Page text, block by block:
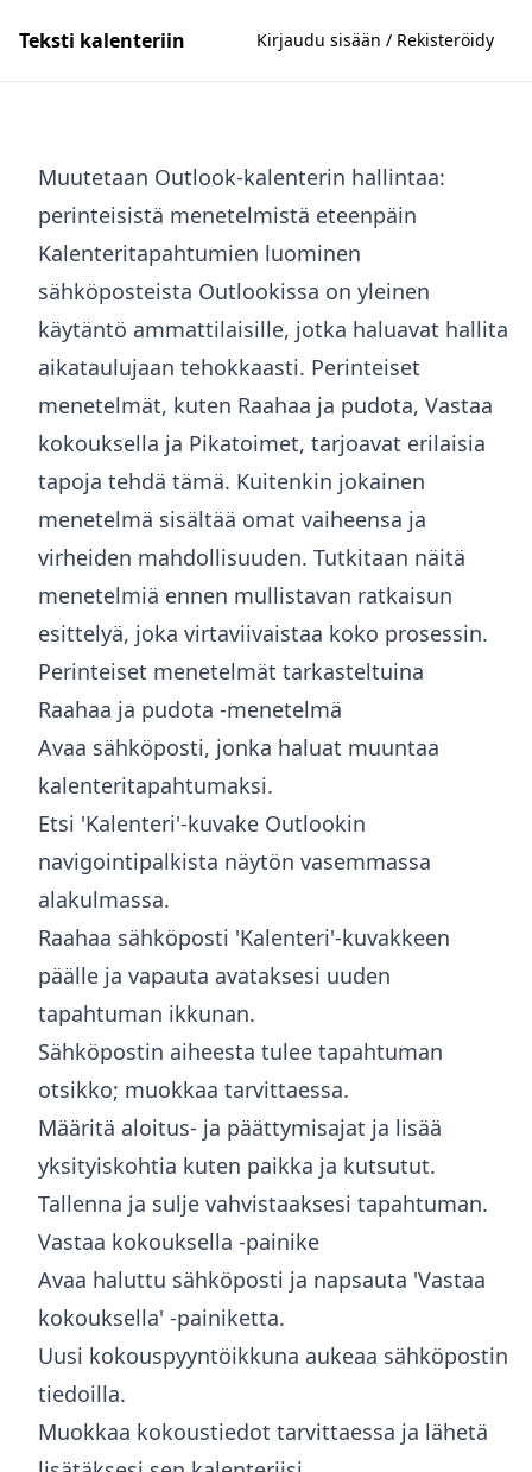
Teksti kalenteriin Kirjaudu sisään / Rekisteröidy
Muutetaan Outlook-kalenterin hallintaa:
perinteisistä menetelmistä eteenpäin
Kalenteritapahtumien luominen
sähköposteista Outlookissa on yleinen
käytäntö ammattilaisille, jotka haluavat hallita
aikataulujaan tehokkaasti. Perinteiset
menetelmät, kuten Raahaa ja pudota, Vastaa
kokouksella ja Pikatoimet, tarjoavat erilaisia
tapoja tehdä tämä. Kuitenkin jokainen
menetelmä sisältää omat vaiheensa ja
virheiden mahdollisuuden. Tutkitaan näitä
menetelmiä ennen mullistavan ratkaisun
esittelyä, joka virtaviivaistaa koko prosessin.
Perinteiset menetelmät tarkasteltuina
Raahaa ja pudota -menetelmä
Avaa sähköposti, jonka haluat muuntaa
kalenteritapahtumaksi.
Etsi 'Kalenteri'-kuvake Outlookin
navigointipalkista näytön vasemmassa
alakulmassa.
Raahaa sähköposti 'Kalenteri'-kuvakkeen
päälle ja vapauta avataksesi uuden
tapahtuman ikkunan.
Sähköpostin aiheesta tulee tapahtuman
otsikko; muokkaa tarvittaessa.
Määritä aloitus- ja päättymisajat ja lisää
yksityiskohtia kuten paikka ja kutsutut.
Tallenna ja sulje vahvistaaksesi tapahtuman.
Vastaa kokouksella -painike
Avaa haluttu sähköposti ja napsauta 'Vastaa
kokouksella' -painiketta.
Uusi kokouspyyntöikkuna aukeaa sähköpostin
tiedoilla.
Muokkaa kokoustiedot tarvittaessa ja lähetä